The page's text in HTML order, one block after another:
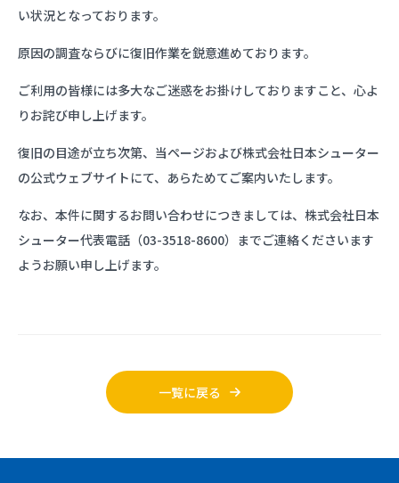
い状況となっております。
原因の調査ならびに復旧作業を鋭意進めております。
ご利用の皆様には多大なご迷惑をお掛けしておりますこと、心よ
りお詫び申し上げます。
復旧の目途が立ち次第、当ページおよび株式会社日本シューター
の公式ウェブサイトにて、あらためてご案内いたします。
なお、本件に関するお問い合わせにつきましては、株式会社日本
シューター代表電話（03-3518-8600）までご連絡くださいます
ようお願い申し上げます。
一覧に戻る